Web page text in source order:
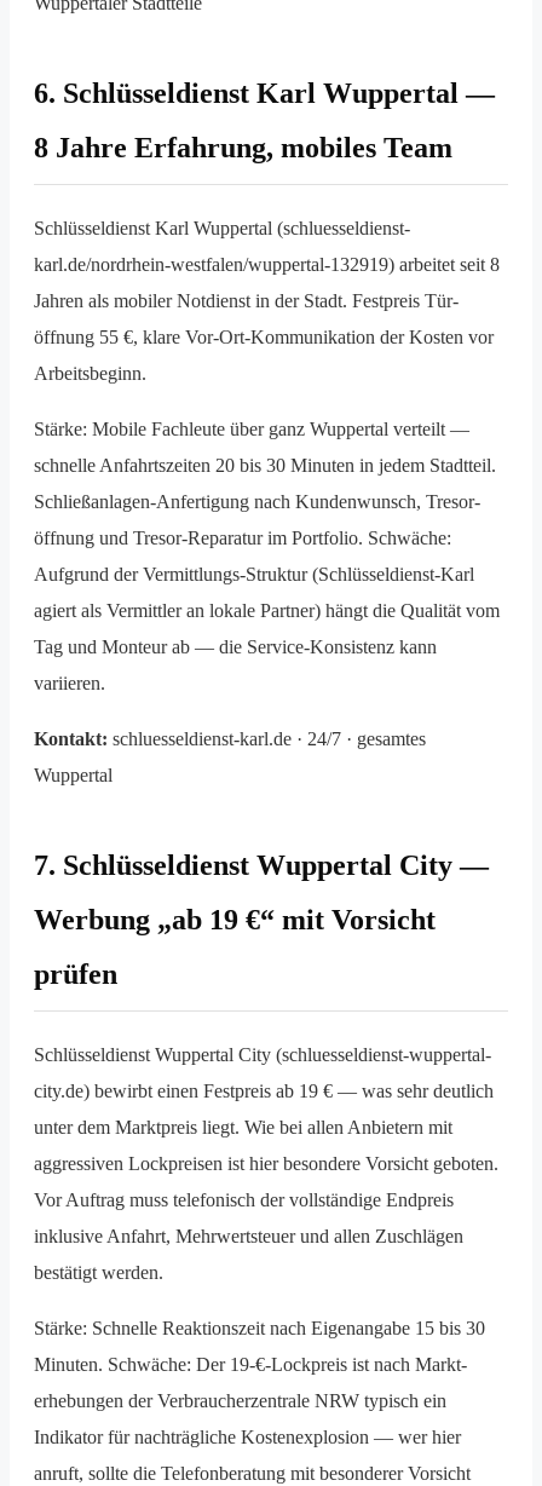
6. Schlüsseldienst Karl Wuppertal —
8 Jahre Erfahrung, mobiles Team
Schlüsseldienst Karl Wuppertal (schluesseldienst-
karl.de/nordrhein-westfalen/wuppertal-132919) arbeitet seit 8
Jahren als mobiler Notdienst in der Stadt. Festpreis Tür­
öffnung 55 €, klare Vor-Ort-Kommunikation der Kosten vor
Arbeitsbeginn.
Stärke: Mobile Fach­leute über ganz Wuppertal verteilt —
schnelle Anfahrtszeiten 20 bis 30 Minuten in jedem Stadtteil.
Schließanlagen-Anfertigung nach Kunden­wunsch, Tresor­
öffnung und Tresor-Reparatur im Portfolio. Schwäche:
Aufgrund der Vermittlungs-Struktur (Schlüsseldienst-Karl
agiert als Vermittler an lokale Partner) hängt die Qualität vom
Tag und Monteur ab — die Service-Konsistenz kann
variieren.
Kontakt: schluesseldienst-karl.de · 24/7 · gesamtes
Wuppertal
7. Schlüsseldienst Wuppertal City —
Werbung „ab 19 €“ mit Vorsicht
prüfen
Schlüsseldienst Wuppertal City (schluesseldienst-wuppertal-
city.de) bewirbt einen Festpreis ab 19 € — was sehr deutlich
unter dem Marktpreis liegt. Wie bei allen Anbietern mit
aggressiven Lockpreisen ist hier besondere Vorsicht geboten.
Vor Auftrag muss telefonisch der vollständige Endpreis
inklusive Anfahrt, Mehrwertsteuer und allen Zuschlägen
bestätigt werden.
Stärke: Schnelle Reaktionszeit nach Eigenangabe 15 bis 30
Minuten. Schwäche: Der 19-€-Lockpreis ist nach Markt­
erhebungen der Verbraucherzentrale NRW typisch ein
Indikator für nachträgliche Kosten­explosion — wer hier
anruft, sollte die Telefon­beratung mit besonderer Vorsicht